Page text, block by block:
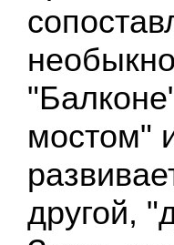
мостом"
другой,